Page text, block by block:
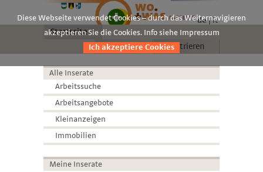
de it
Startseite
Anmelden
Registrieren
Alle Inserate
Arbeitssuche
Arbeitsangebote
Kleinanzeigen
Immobilien
Meine Inserate
Diese Webseite verwendet Cookies – durch das Weiternavigieren
akzeptieren Sie die Cookies. Info siehe Impressum
Ich akzeptiere Cookies